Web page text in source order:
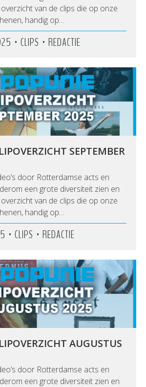
van de clips die op onze
handig op…
• CLIPS • REDACTIE
SEPTEMBER
door Rotterdamse acts en
een grote diversiteit zien en
van de clips die op onze
handig op…
• CLIPS • REDACTIE
AUGUSTUS
door Rotterdamse acts en
een grote diversiteit zien en